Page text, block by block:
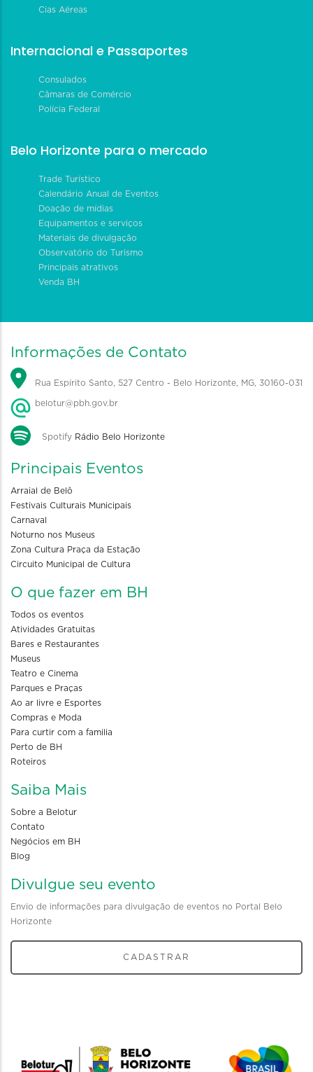
Cias Aéreas
Internacional e Passaportes
Consulados
Câmaras de Comércio
Polícia Federal
Belo Horizonte para o mercado
Trade Turístico
Calendário Anual de Eventos
Doação de mídias
Equipamentos e serviços
Materiais de divulgação
Observatório do Turismo
Principais atrativos
Venda BH
Informações de Contato
Rua Espírito Santo, 527 Centro - Belo Horizonte, MG, 30160-031
belotur@pbh.gov.br
Spotify Rádio Belo Horizonte
Principais Eventos
Arraial de Belô
Festivais Culturais Municipais
Carnaval
Noturno nos Museus
Zona Cultura Praça da Estação
Circuito Municipal de Cultura
O que fazer em BH
Todos os eventos
Atividades Gratuitas
Bares e Restaurantes
Museus
Teatro e Cinema
Parques e Praças
Ao ar livre e Esportes
Compras e Moda
Para curtir com a familia
Perto de BH
Roteiros
Saiba Mais
Sobre a Belotur
Contato
Negócios em BH
Blog
Divulgue seu evento
Envio de informações para divulgação de eventos no Portal Belo
Horizonte
CADASTRAR